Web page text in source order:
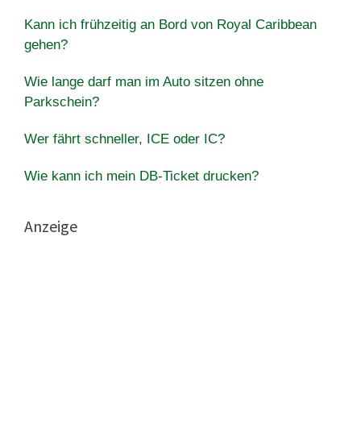
Kann ich frühzeitig an Bord von Royal Caribbean
gehen?
Wie lange darf man im Auto sitzen ohne
Parkschein?
Wer fährt schneller, ICE oder IC?
Wie kann ich mein DB-Ticket drucken?
Anzeige